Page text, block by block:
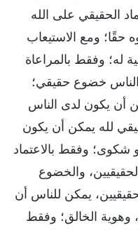
الحقيقي على الله
حقًا؛ ومع الاستيعاب
له؛ وفقط بالمراعاة
الناس خضوع حقيقي؛
أن يكون لدى الناس
لله يمكن أن يكون
شكوى؛ وفقط بالاعتماد
والخضوع
يمكن للناس أن
وهوية الخالق؛ وفقط